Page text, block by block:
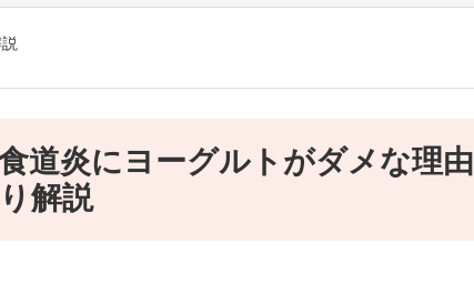
道炎にヨーグルトがダメな理由
解説